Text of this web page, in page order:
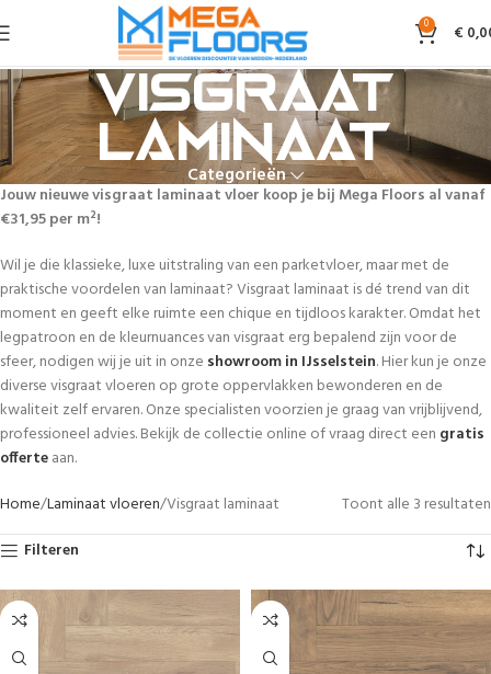
0 €
Visgraat
laminaat
Categorieën
Jouw nieuwe visgraat laminaat vloer koop je bij Mega Floors al vanaf
€31,95 per m²!
Wil je die klassieke, luxe uitstraling van een parketvloer, maar met de
praktische voordelen van laminaat? Visgraat laminaat is dé trend van dit
moment en geeft elke ruimte een chique en tijdloos karakter. Omdat het
legpatroon en de kleurnuances van visgraat erg bepalend zijn voor de
sfeer, nodigen wij je uit in onze showroom in IJsselstein. Hier kun je onze
diverse visgraat vloeren op grote oppervlakken bewonderen en de
kwaliteit zelf ervaren. Onze specialisten voorzien je graag van vrijblijvend,
professioneel advies. Bekijk de collectie online of vraag direct een gratis
offerteaan.
Home Laminaat vloeren Visgraat laminaat
Toont alle 3 resultaten
Filteren